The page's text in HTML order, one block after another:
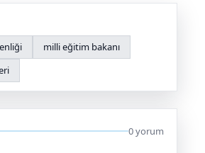
milli eğitim bakanı
0 yorum